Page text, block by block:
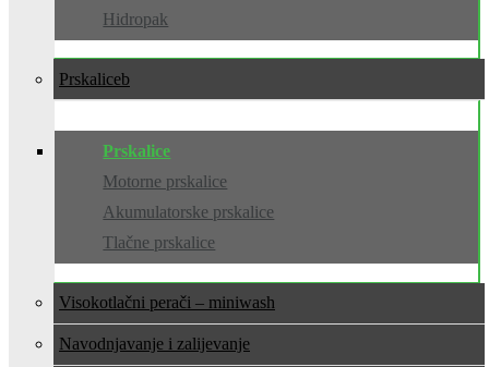
Hidropak
Prskalice
Prskalice
Motorne prskalice
Akumulatorske prskalice
Tlačne prskalice
Visokotlačni perači – miniwash
Navodnjavanje i zalijevanje